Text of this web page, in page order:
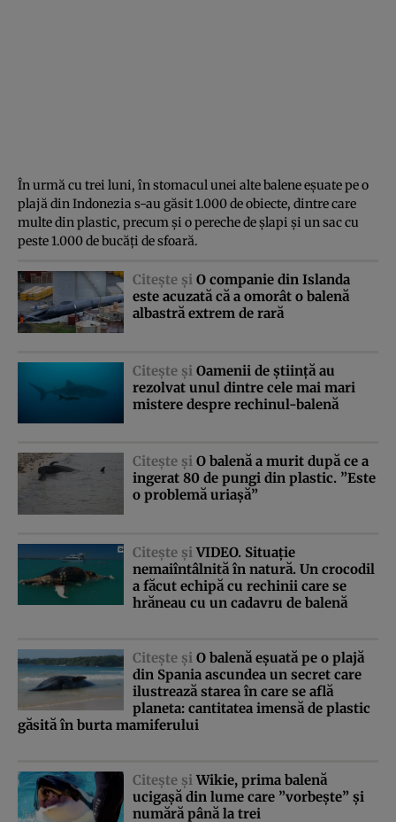
În urmă cu trei luni, în stomacul unei altebalene eşuatepe o
plajă din Indonezia s-au găsit 1.000 de obiecte, dintre care
multe din plastic, precum şi o pereche de şlapi şi un sac cu
peste 1.000 de bucăţi de sfoară.
Citeşte şi O companie din Islanda
este acuzată că a omorât o balenă
albastră extrem de rară
Citeşte şi Oamenii de ştiinţă au
rezolvat unul dintre cele mai mari
mistere despre rechinul-balenă
Citeşte şi O balenă a murit după ce a
ingerat 80 de pungi din plastic. ”Este
o problemă uriaşă”
Citeşte şiVIDEO. Situaţie
nemaiîntâlnită în natură. Un crocodil
a făcut echipă cu rechinii care se
hrăneau cu un cadavru de balenă
Citeşte şi O balenă eşuată pe o plajă
din Spania ascundea un secret care
ilustrează starea în care se află
planeta: cantitatea imensă de plastic
găsită în burta mamiferului
Citeşte şiWikie, prima balenă
ucigaşă din lume care ”vorbeşte” şi
numără până la trei